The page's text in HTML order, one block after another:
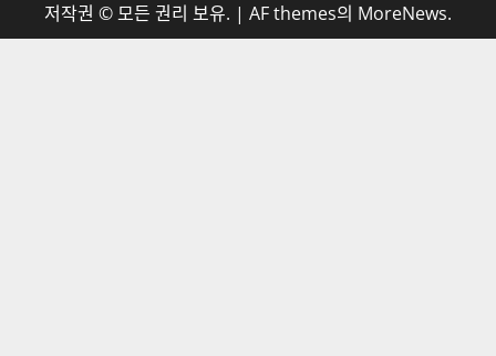
저작권 © 모든 권리 보유. | AF themes의 MoreNews.